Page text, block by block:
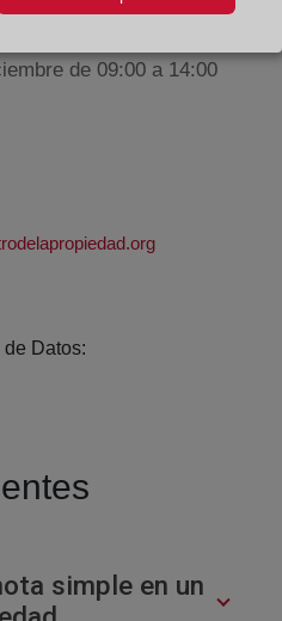
a 17:00 horas
de 09:00 a 14:00
Datos:
simple en un